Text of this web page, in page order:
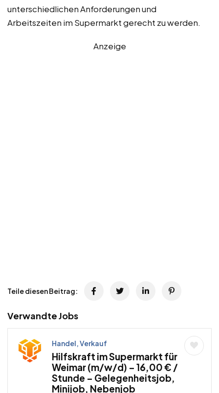
unterschiedlichen Anforderungen und
Arbeitszeiten im Supermarkt gerecht zu werden.
Anzeige
Teile diesen Beitrag:
Verwandte Jobs
Handel, Verkauf
Hilfskraft im Supermarkt für
Weimar (m/w/d) – 16,00 € /
Stunde – Gelegenheitsjob,
Minijob, Nebenjob